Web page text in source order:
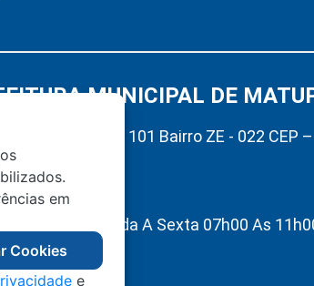
MUNICIPAL DE
Ometto Nº 101 Bairro ZE - 022 CEP
MT
2560
De Segunda A Sexta 07h00 As
As 17h00
em
Cookies
e